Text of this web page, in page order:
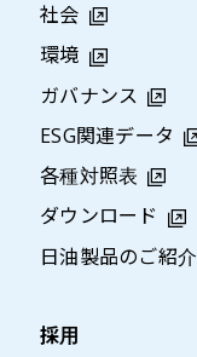
社会
環境
ガバナンス
ESG関連データ
各種対照表
ダウンロード
日油製品のご紹介
採用